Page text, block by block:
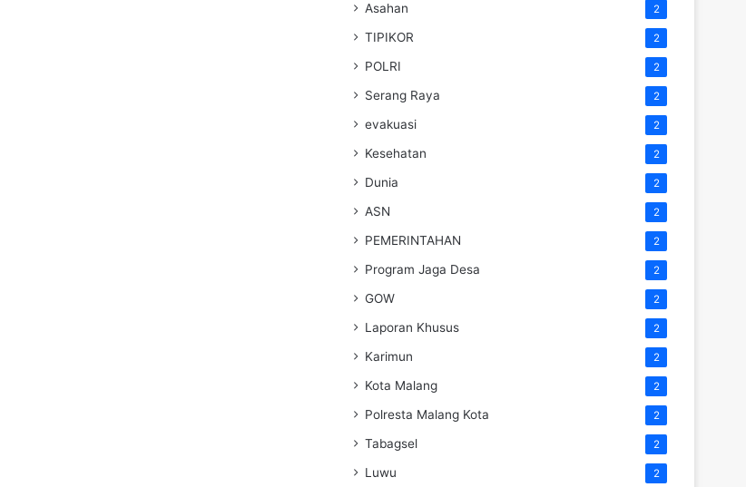
Asahan 2
TIPIKOR 2
POLRI 2
Serang Raya 2
evakuasi 2
Kesehatan 2
Dunia 2
ASN 2
PEMERINTAHAN 2
Program Jaga Desa 2
GOW 2
Laporan Khusus 2
Karimun 2
Kota Malang 2
Polresta Malang Kota 2
Tabagsel 2
Luwu 2